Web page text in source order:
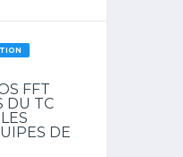
FFT
DU TC
DE